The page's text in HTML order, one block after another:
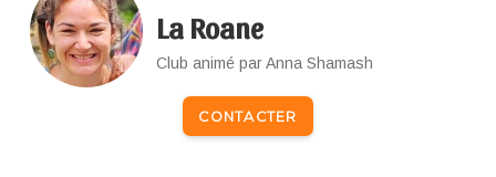
La Roane
Club animé par Anna Shamash
CONTACTER